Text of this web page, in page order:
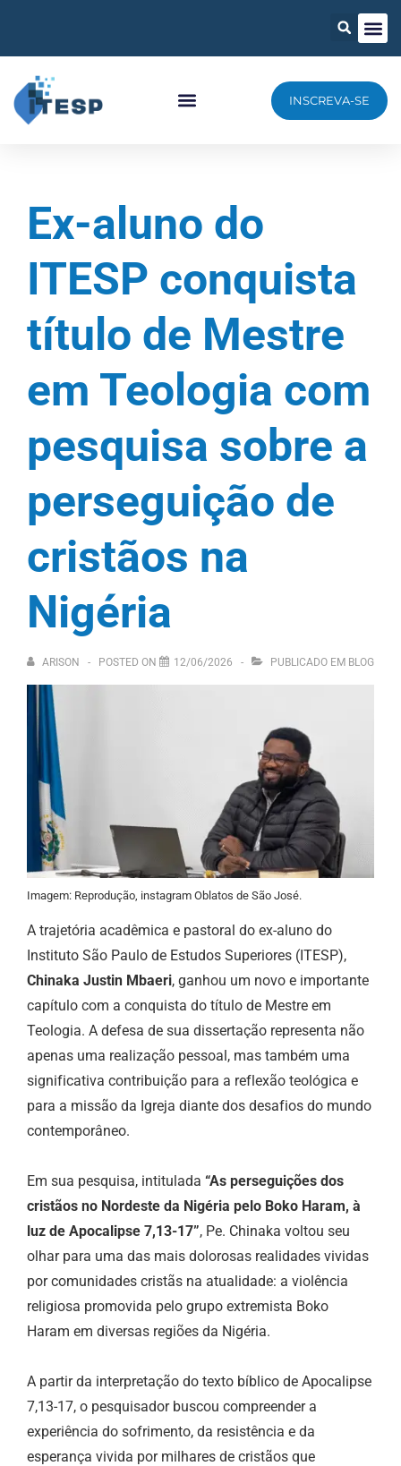
INSCREVA-SE
Ex-aluno do
ITESP conquista
título de Mestre
em Teologia com
pesquisa sobre a
perseguição de
cristãos na
Nigéria
ARISON POSTED ON 12/06/2026 PUBLICADO EM BLOG
Imagem: Reprodução, instagram Oblatos de São José.
A trajetória acadêmica e pastoral do ex-aluno do
Instituto São Paulo de Estudos Superiores (ITESP),
Chinaka Justin Mbaeri, ganhou um novo e importante
capítulo com a conquista do título de Mestre em
Teologia. A defesa de sua dissertação representa não
apenas uma realização pessoal, mas também uma
significativa contribuição para a reflexão teológica e
para a missão da Igreja diante dos desafios do mundo
contemporâneo.
Em sua pesquisa, intitulada “As perseguições dos
cristãos no Nordeste da Nigéria pelo Boko Haram, à
luz de Apocalipse 7,13-17”, Pe. Chinaka voltou seu
olhar para uma das mais dolorosas realidades vividas
por comunidades cristãs na atualidade: a violência
religiosa promovida pelo grupo extremista Boko
Haram em diversas regiões da Nigéria.
A partir da interpretação do texto bíblico de Apocalipse
7,13-17, o pesquisador buscou compreender a
experiência do sofrimento, da resistência e da
esperança vivida por milhares de cristãos que